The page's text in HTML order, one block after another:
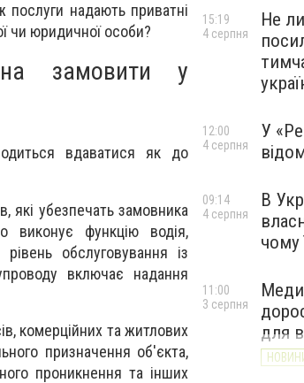
надають приватні
чи юридичної особи?
замовити у
вдаватися як до
які убезпечать замовника
виконує функцію водія,
обслуговування із
включає надання
комерційних та житлових
призначення об'єкта,
проникнення та інших
Не
15:19
4 серпня
У
12:00
4 серпня
В
чому
09:14
4 серпня
для
11:00
3 серпня